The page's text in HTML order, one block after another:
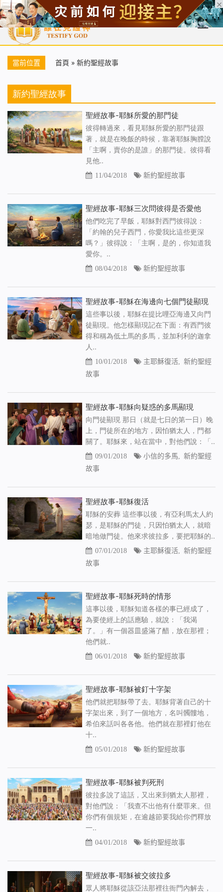
首頁 每日靈糧 天國福音 基督徒見證 信仰解答 聖經
當前位置 首頁 » 新約聖經故事
新約聖經故事
聖經故事-耶穌所愛的那門徒
彼得轉過來，看見耶穌所愛的那門徒跟
著，就是在晚飯的時候，靠著耶穌胸膛說
「主啊，賣你的是誰」的那門徒。彼得看
見他..
11/04/2018 新約聖經故事
聖經故事-耶穌三次問彼得是否愛他
他們吃完了早飯，耶穌對西門彼得說：
「約翰的兒子西門，你愛我比這些更深
嗎？」彼得說：「主啊，是的，你知道我
愛你。..
08/04/2018 新約聖經故事
聖經故事-耶穌在海邊向七個門徒顯現
這些事以後，耶穌在提比哩亞海邊又向門
徒顯現。他怎樣顯現記在下面：有西門彼
得和稱為低土馬的多馬，並加利利的迦拿
人..
10/01/2018 主耶穌復活, 新約聖經
故事
聖經故事-耶穌向疑惑的多馬顯現
向門徒顯現 那日（就是七日的第一日）晚
上，門徒所在的地方，因怕猶太人，門都
關了。耶穌來，站在當中，對他們說：「..
09/01/2018 小信的多馬
新約聖經
故事
聖經故事-耶穌復活
耶穌的安葬 這些事以後，有亞利馬太人約
瑟，是耶穌的門徒，只因怕猶太人，就暗
暗地做門徒。他來求彼拉多，要把耶穌的..
07/01/2018 主耶穌復活, 新約聖經
故事
聖經故事-耶穌死時的情形
這事以後，耶穌知道各樣的事已經成了，
為要使經上的話應驗，就說：「我渴
了。」有一個器皿盛滿了醋，放在那裡；
他們就..
06/01/2018 新約聖經故事
聖經故事-耶穌被釘十字架
他們就把耶穌帶了去。耶穌背著自己的十
字架出來，到了一個地方，名叫髑髏地，
希伯來話叫各各他。他們就在那裡釘他在
十..
05/01/2018 新約聖經故事
聖經故事-耶穌被判死刑
彼拉多說了這話，又出來到猶太人那裡，
對他們說：「我查不出他有什麼罪來。但
你們有個規矩，在逾越節要我給你們釋放
一..
04/01/2018 新約聖經故事
聖經故事-耶穌被交彼拉多
眾人將耶穌從該亞法那裡往衙門內解去，